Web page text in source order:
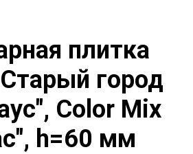
плитка
Старый город
Color Mix
h=60 мм